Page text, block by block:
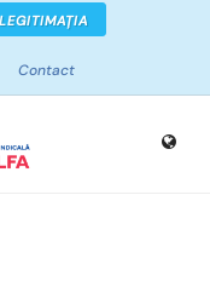
Contact